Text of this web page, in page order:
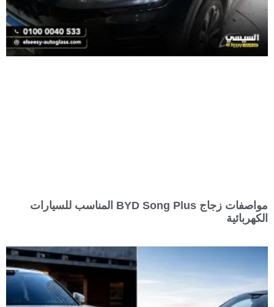
مواصفات زجاج BYD Song Plus المناسب للسيارات
الكهربائية